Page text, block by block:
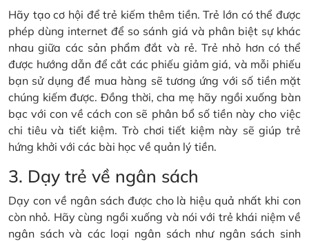
Hãy tạo cơ hội để trẻ kiếm thêm tiền. Trẻ lớn có thể được
phép dùng internet để so sánh giá và phân biệt sự khác
nhau giữa các sản phẩm đắt và rẻ. Trẻ nhỏ hơn có thể
được hướng dẫn để cắt các phiếu giảm giá, và mỗi phiếu
bạn sử dụng để mua hàng sẽ tương ứng với số tiền mặt
chúng kiếm được. Đồng thời, cha mẹ hãy ngồi xuống bàn
bạc với con về cách con sẽ phân bổ số tiền này cho việc
chi tiêu và tiết kiệm. Trò chơi tiết kiệm này sẽ giúp trẻ
hứng khởi với các bài học về quản lý tiền.
3. Dạy trẻ về ngân sách
Dạy con về ngân sách được cho là hiệu quả nhất khi con
còn nhỏ. Hãy cùng ngồi xuống và nói với trẻ khái niệm về
ngân sách và các loại ngân sách như ngân sách sinh